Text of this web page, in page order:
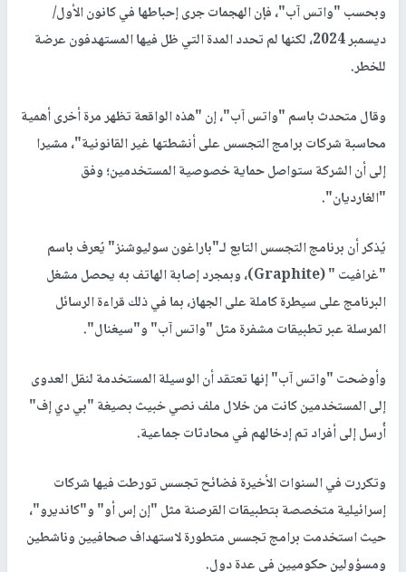
وبحسب "واتس آب"، فإن الهجمات جرى إحباطها في كانون الأول/
ديسمبر 2024، لكنها لم تحدد المدة التي ظل فيها المستهدفون عرضة
للخطر.
وقال متحدث باسم "واتس آب"، إن "هذه الواقعة تظهر مرة أخرى أهمية
محاسبة شركات برامج التجسس على أنشطتها غير القانونية"، مشيرا
إلى أن الشركة ستواصل حماية خصوصية المستخدمين؛ وفق
"الغارديان".
يُذكر أن برنامج التجسس التابع لـ"باراغون سوليوشنز" يُعرف باسم
"غرافيت " (Graphite)، وبمجرد إصابة الهاتف به يحصل مشغل
البرنامج على سيطرة كاملة على الجهاز، بما في ذلك قراءة الرسائل
المرسلة عبر تطبيقات مشفرة مثل "واتس آب" و"سيغنال".
وأوضحت "واتس آب" إنها تعتقد أن الوسيلة المستخدمة لنقل العدوى
إلى المستخدمين كانت من خلال ملف نصي خبيث بصيغة "بي دي إف"
أُرسل إلى أفراد تم إدخالهم في محادثات جماعية.
وتكررت في السنوات الأخيرة فضائح تجسس تورطت فيها شركات
إسرائيلية متخصصة بتطبيقات القرصنة مثل "إن إس أو" و"كانديرو"،
حيث استخدمت برامج تجسس متطورة لاستهداف صحافيين وناشطين
ومسؤولين حكوميين في عدة دول.